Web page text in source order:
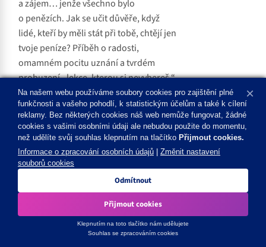
a zájem… jenže všechno bylo
o penězích. Jak se učit důvěře, když
lidé, kteří by měli stát při tobě, chtějí jen
tvoje peníze? Příběh o radosti,
omamném pocitu uznání a tvrdém
probuzení - lekce, kterou si nevybereš.“
Detail
×
Na našem webu používáme soubory cookies pro zajištění plné
funkčnosti a vašeho pohodlí, k statistickým účelům a také k cílení
reklamy. Bez některých cookies náš web nemůže fungovat, žádné
cookies s vašimi osobními údaji ale nebudou použite do momentu,
než udělíte svůj souhlas klepnutím na tlačítko Přijmout cookies.
Informace o zpracování osobních údajů
Změnit nastavení
souborů cookies
Odmítnout
Přijmout cookies
Klepnutím na toto tlačítko nám udělujete
Souhlas se zpracováním cookies